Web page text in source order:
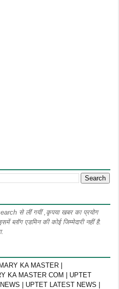
से लीं गयीं ,कृपया खबर का प्रयोग
ब्लॉग एडमिन की कोई जिम्मेदारी नहीं है.
KA MASTER |
KA MASTER COM | UPTET
| UPTET LATEST NEWS |